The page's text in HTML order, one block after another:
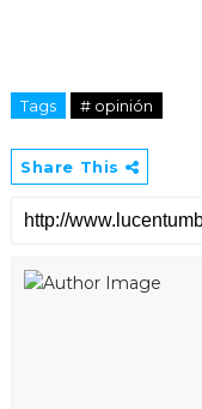
Tags # opinión
Share This